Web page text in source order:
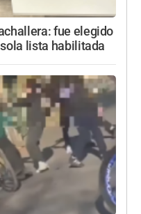
fue elegido
lista habilitada